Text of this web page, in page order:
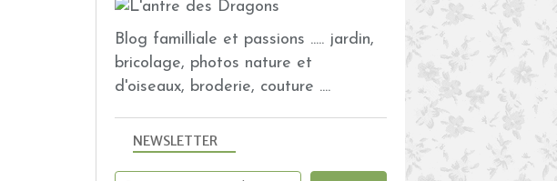
NEWSLETTER
Blog familliale et passions ..... jardin,
bricolage, photos nature et
d'oiseaux, broderie, couture ....